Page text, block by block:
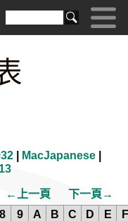
| MacJapanese|
←上一頁
下一頁→
8 9 A B C D E
F